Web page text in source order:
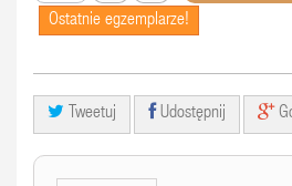
Ostatnie egzemplarze!
Tweetuj Udostępnij